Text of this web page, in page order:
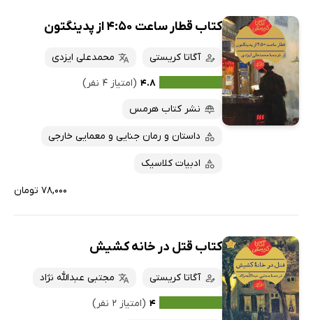
کتاب قطار ساعت 4:50 از پدینگتون
آگاتا کریستی
محمدعلی ایزدی
۴.۸ (امتیاز ۴ نفر)
نشر کتاب هرمس
داستان و رمان جنایی و معمایی خارجی
ادبیات کلاسیک
۷۸,۰۰۰ تومان
کتاب قتل در خانه کشیش
آگاتا کریستی
مجتبی عبدالله نژاد
۴ (امتیاز ۲ نفر)